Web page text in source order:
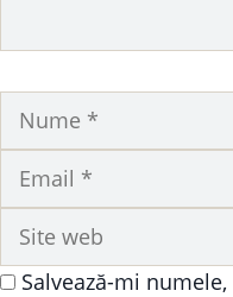
Salvează-mi